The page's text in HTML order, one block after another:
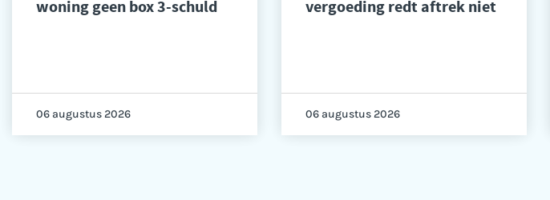
woning geen box 3-schuld
06 augustus 2026
vergoeding redt aftrek niet
06 augustus 2026